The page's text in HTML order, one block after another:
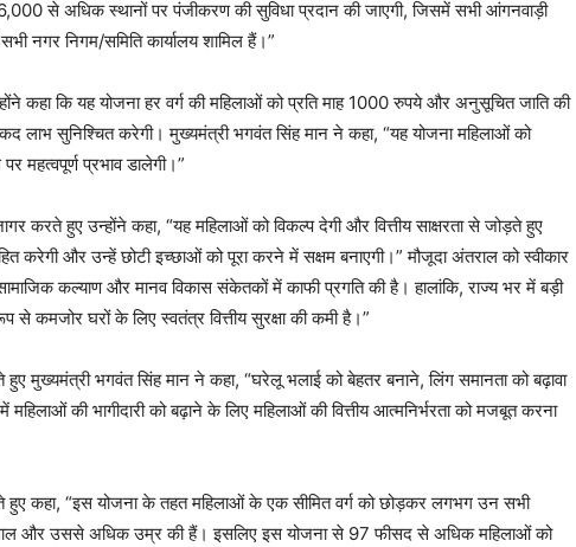
से अधिक स्थानों पर पंजीकरण की सुविधा प्रदान की जाएगी, जिसमें सभी आंगनवाड़ी
नगर निगम/समिति कार्यालय शामिल हैं।”
कहा कि यह योजना हर वर्ग की महिलाओं को प्रति माह 1000 रुपये और अनुसूचित जाति की
लाभ सुनिश्चित करेगी। मुख्यमंत्री भगवंत सिंह मान ने कहा, “यह योजना महिलाओं को
महत्वपूर्ण प्रभाव डालेगी।”
करते हुए उन्होंने कहा, “यह महिलाओं को विकल्प देगी और वित्तीय साक्षरता से जोड़ते हुए
करेगी और उन्हें छोटी इच्छाओं को पूरा करने में सक्षम बनाएगी।” मौजूदा अंतराल को स्वीकार
कल्याण और मानव विकास संकेतकों में काफी प्रगति की है। हालांकि, राज्य भर में बड़ी
कमजोर घरों के लिए स्वतंत्र वित्तीय सुरक्षा की कमी है।”
मुख्यमंत्री भगवंत सिंह मान ने कहा, “घरेलू भलाई को बेहतर बनाने, लिंग समानता को बढ़ावा
की भागीदारी को बढ़ाने के लिए महिलाओं की वित्तीय आत्मनिर्भरता को मजबूत करना
कहा, “इस योजना के तहत महिलाओं के एक सीमित वर्ग को छोड़कर लगभग उन सभी
और उससे अधिक उम्र की हैं। इसलिए इस योजना से 97 फीसद से अधिक महिलाओं को